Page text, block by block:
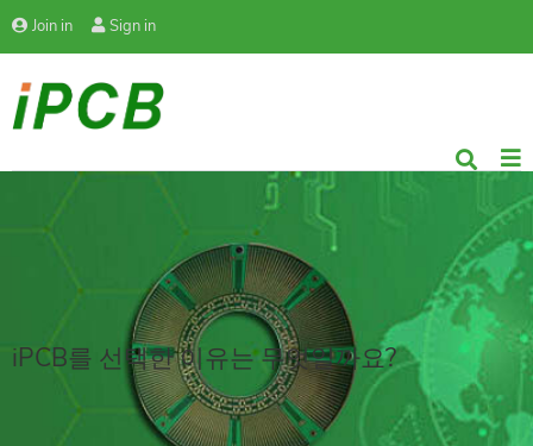
Join in Sign in
iPCB를 선택한 이유는 무엇일까요?